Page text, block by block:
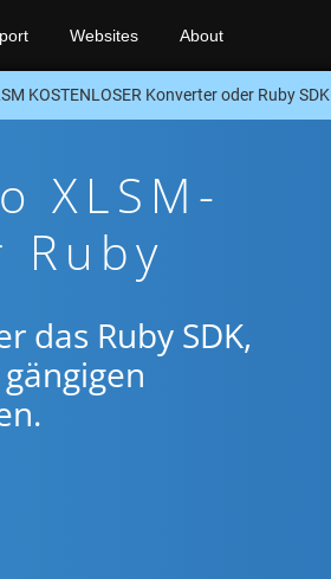
Websites About
KOSTENLOSER Konverter oder Ruby SDK
XLSM-
Ruby
das Ruby SDK,